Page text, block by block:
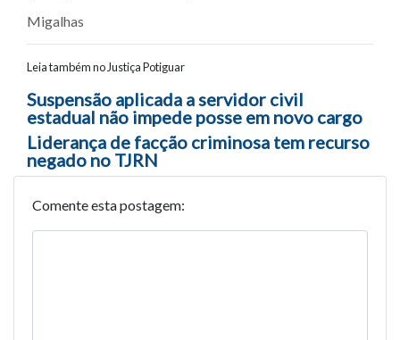
Migalhas
Leia também no Justiça Potiguar
Navegação entre posts
Suspensão aplicada a servidor civil
estadual não impede posse em novo cargo
Liderança de facção criminosa tem recurso
negado no TJRN
Comente esta postagem: